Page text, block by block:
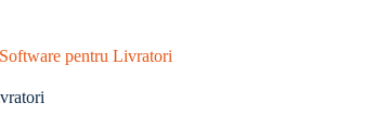
pentru Livratori